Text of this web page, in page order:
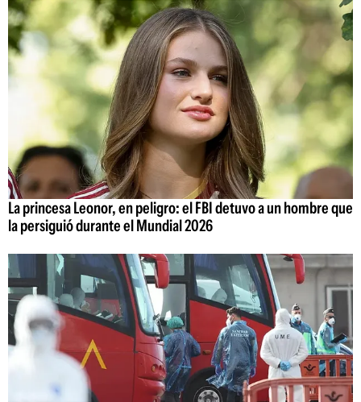
La princesa Leonor, en peligro: el FBI detuvo a un hombre que
la persiguió durante el Mundial 2026